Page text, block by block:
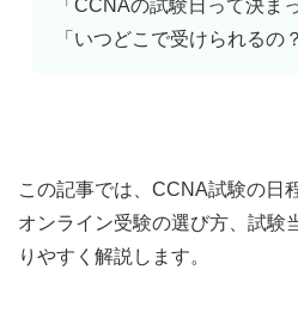
「CCNAの試験日って決ま
「いつどこで受けられるの
この記事では、CCNA試験の日
オンライン受験の選び方、試験
りやすく解説します。